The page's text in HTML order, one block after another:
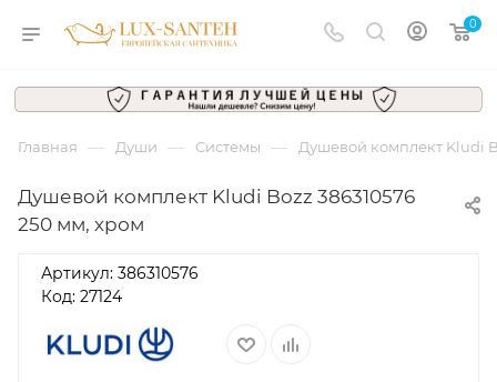
0
Главная — Души — Системы — Душевой комплект Kludi
Душевой комплект Kludi Bozz 386310576
250 мм, хром
Артикул: 386310576
Код: 27124